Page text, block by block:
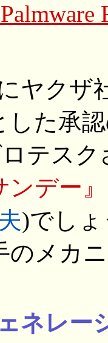
ヤクザ
した承
テス
ンデー
)でし
のメカ
ネレー